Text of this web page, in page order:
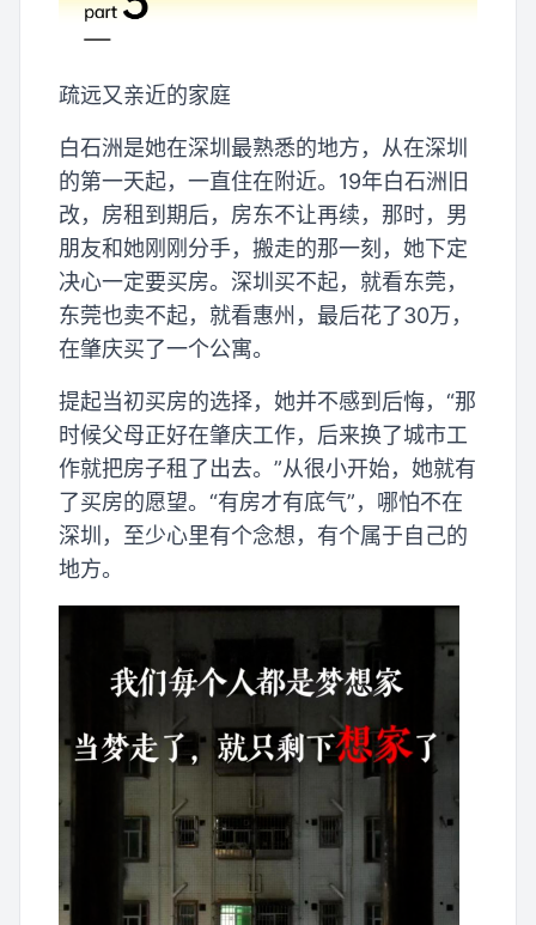
疏远又亲近的家庭
白石洲是她在深圳最熟悉的地方，从在深圳
的第一天起，一直住在附近。19年白石洲旧
改，房租到期后，房东不让再续，那时，男
朋友和她刚刚分手，搬走的那一刻，她下定
决心一定要买房。深圳买不起，就看东莞，
东莞也卖不起，就看惠州，最后花了30万，
在肇庆买了一个公寓。
提起当初买房的选择，她并不感到后悔，“那
时候父母正好在肇庆工作，后来换了城市工
作就把房子租了出去。”从很小开始，她就有
了买房的愿望。“有房才有底气”，哪怕不在
深圳，至少心里有个念想，有个属于自己的
地方。